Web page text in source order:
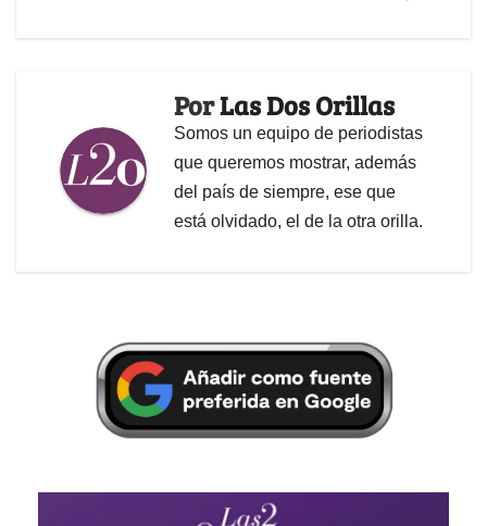
PorLas Dos Orillas
Somos un equipo de periodistas
que queremos mostrar, además
del país de siempre, ese que
está olvidado, el de la otra orilla.